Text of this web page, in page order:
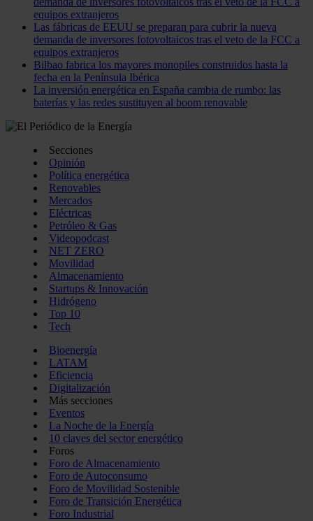
equipos extranjeros
Las fábricas de EEUU se preparan para cubrir la nueva
demanda de inversores fotovoltaicos tras el veto de la FCC a
equipos extranjeros
Bilbao fabrica los mayores monopiles construidos hasta la
fecha en la Península Ibérica
La inversión energética en España cambia de rumbo: las
baterías y las redes sustituyen al boom renovable
Secciones
Opinión
Política energética
Renovables
Mercados
Eléctricas
Petróleo & Gas
Videopodcast
NET ZERO
Movilidad
Almacenamiento
Startups & Innovación
Hidrógeno
Top 10
Tech
Bioenergía
LATAM
Eficiencia
Digitalización
Más secciones
Eventos
La Noche de la Energía
10 claves del sector energético
Foros
Foro de Almacenamiento
Foro de Autoconsumo
Foro de Movilidad Sostenible
Foro de Transición Energética
Foro Industrial